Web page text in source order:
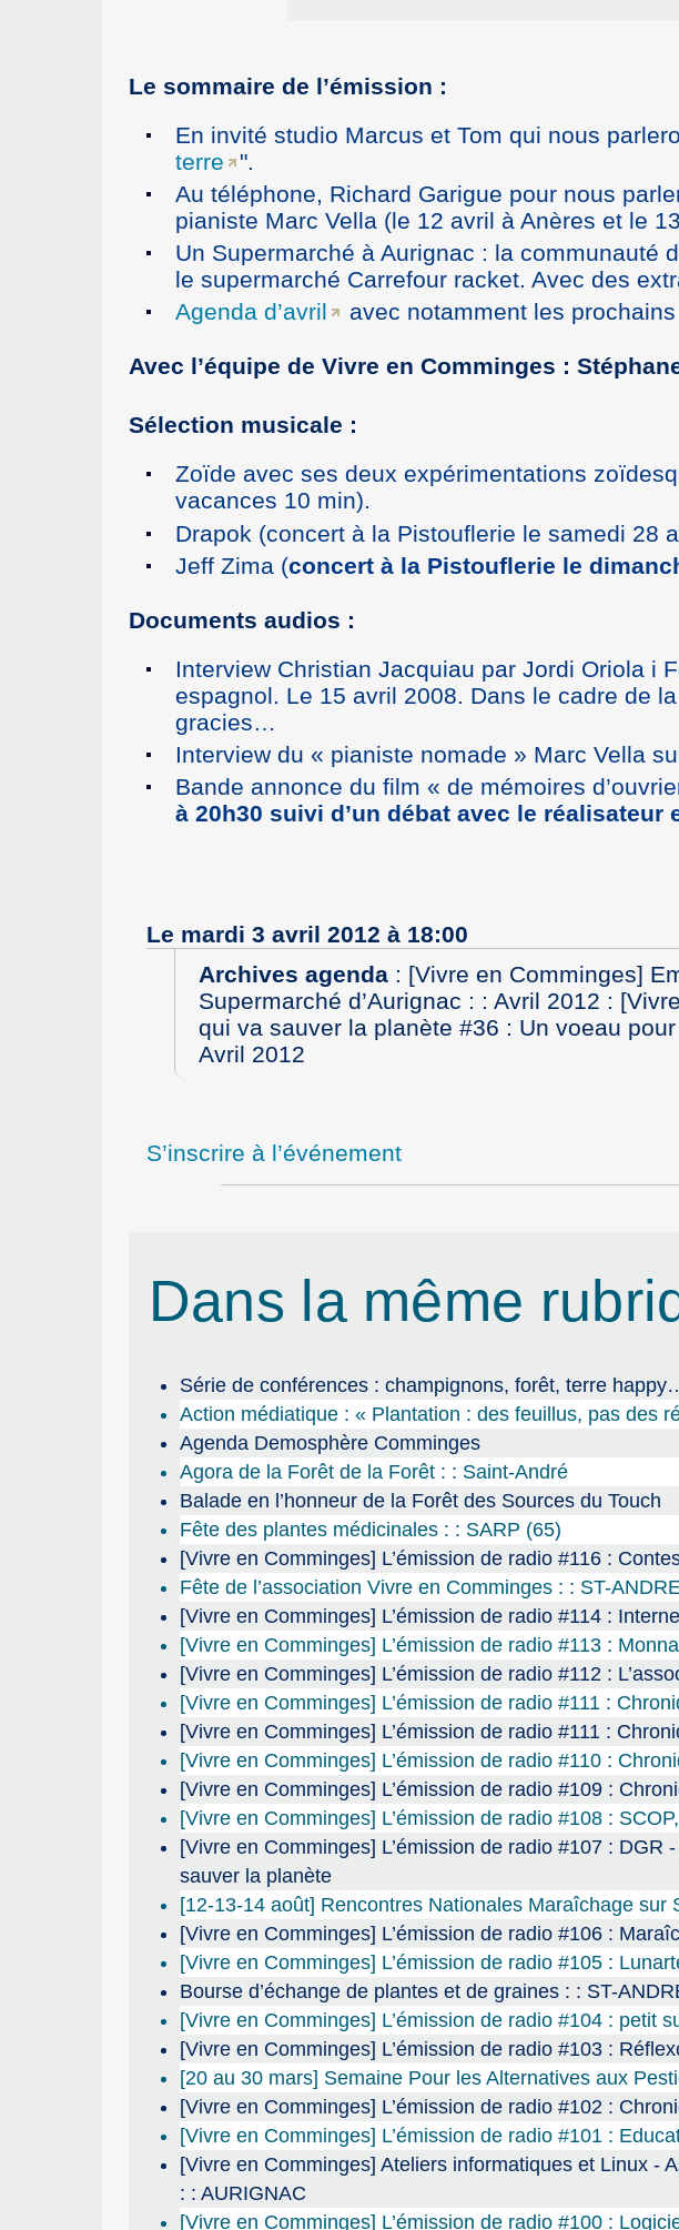
Le sommaire de l’émission :
En invité studio Marcus et Tom qui nous
terre
".
Au téléphone, Richard Garigue pour nous
pianiste Marc Vella (le 12 avril à Anères et le
Un Supermarché à Aurignac : la communauté
le supermarché Carrefour racket. Avec des
Agenda d’avril
avec notamment les
Avec l’équipe de Vivre en Comminges :
Sélection musicale :
Zoïde avec ses deux expérimentations
vacances 10 min).
Drapok (concert à la Pistouflerie le samedi 28
Jeff Zima (concert à la Pistouflerie le
Documents audios :
Interview Christian Jacquiau par Jordi Oriola i
espagnol. Le 15 avril 2008. Dans le cadre de
gracies…
Interview du « pianiste nomade » Marc Vella
Bande annonce du film « de mémoires
à 20h30 suivi d’un débat avec le réalisateur
Le mardi 3 avril 2012 à 18:00
Archives agenda: [Vivre en Comminges]
Supermarché d’Aurignac : : Avril 2012 :
qui va sauver la planète #36 : Un voeau
Avril 2012
S’inscrire à l’événement
Dans la même
Série de conférences : champignons, forêt, terre
Action médiatique : « Plantation : des feuillus, pas des
Agenda Demosphère Comminges
Agora de la Forêt de la Forêt : : Saint-André
Balade en l’honneur de la Forêt des Sources du Touch
Fête des plantes médicinales : : SARP (65)
[Vivre en Comminges] L’émission de radio #116 :
Fête de l’association Vivre en Comminges : : ST-
[Vivre en Comminges] L’émission de radio #114 :
[Vivre en Comminges] L’émission de radio #113 :
[Vivre en Comminges] L’émission de radio #112 :
[Vivre en Comminges] L’émission de radio #111 :
[Vivre en Comminges] L’émission de radio #111 :
[Vivre en Comminges] L’émission de radio #110 :
[Vivre en Comminges] L’émission de radio #109 :
[Vivre en Comminges] L’émission de radio #108 :
[Vivre en Comminges] L’émission de radio #107 :
sauver la planète
[12-13-14 août] Rencontres Nationales Maraîchage sur
[Vivre en Comminges] L’émission de radio #106 :
[Vivre en Comminges] L’émission de radio #105 :
Bourse d’échange de plantes et de graines : : ST-
[Vivre en Comminges] L’émission de radio #104 : petit
[Vivre en Comminges] L’émission de radio #103 :
[20 au 30 mars] Semaine Pour les Alternatives aux
[Vivre en Comminges] L’émission de radio #102 :
[Vivre en Comminges] L’émission de radio #101 :
[Vivre en Comminges] Ateliers informatiques et Linux -
: : AURIGNAC
[Vivre en Comminges] L’émission de radio #100 :